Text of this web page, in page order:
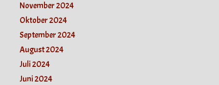
November 2024
Oktober 2024
September 2024
August 2024
Juli 2024
Juni 2024